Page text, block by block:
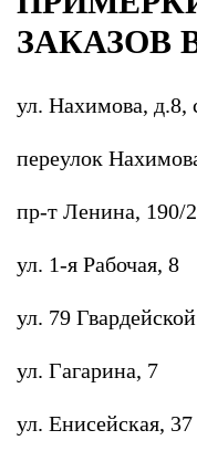
ЗАКАЗОВ
ул. Нахимова, д.8,
переулок
пр-т Ленина, 190/
ул. 1-я Рабочая, 8
ул. 79
ул. Гагарина, 7
ул. Енисейская, 37